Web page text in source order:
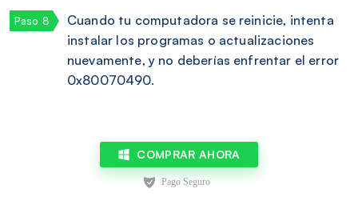
Cuando tu computadora se reinicie, intenta
instalar los programas o actualizaciones
nuevamente, y no deberías enfrentar el error
0x80070490.
COMPRAR AHORA